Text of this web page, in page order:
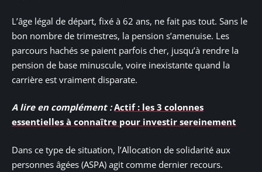
L’âge légal de départ, fixé à 62 ans, ne fait pas tout. Sans le
bon nombre de trimestres, la pension s’amenuise. Les
parcours hachés se paient parfois cher, jusqu’à rendre la
pension de base minuscule, voire inexistante quand la
carrière est vraiment disparate.
A lire en complément : Actif : les 3 colonnes
essentielles à connaître pour investir sereinement
Dans ce type de situation, l’Allocation de solidarité aux
personnes âgées (ASPA) agit comme dernier recours.